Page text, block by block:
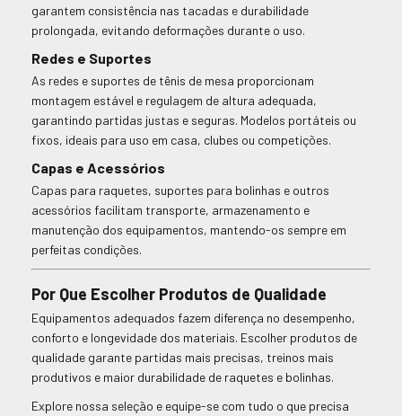
garantem consistência nas tacadas e durabilidade
prolongada, evitando deformações durante o uso.
Redes e Suportes
As redes e suportes de tênis de mesa proporcionam
montagem estável e regulagem de altura adequada,
garantindo partidas justas e seguras. Modelos portáteis ou
fixos, ideais para uso em casa, clubes ou competições.
Capas e Acessórios
Capas para raquetes, suportes para bolinhas e outros
acessórios facilitam transporte, armazenamento e
manutenção dos equipamentos, mantendo-os sempre em
perfeitas condições.
Por Que Escolher Produtos de Qualidade
Equipamentos adequados fazem diferença no desempenho,
conforto e longevidade dos materiais. Escolher produtos de
qualidade garante partidas mais precisas, treinos mais
produtivos e maior durabilidade de raquetes e bolinhas.
Explore nossa seleção e equipe-se com tudo o que precisa